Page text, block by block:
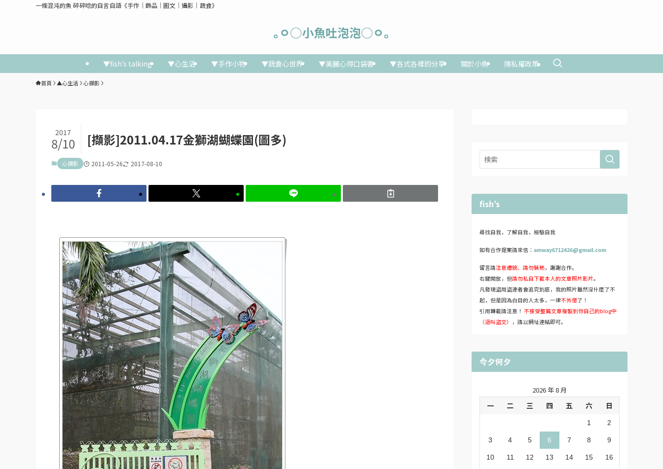
一條混沌的魚 碎碎唸的自言自語《手作│飾品│圖文│攝影│蔬食》
｡ㅇ○小魚吐泡泡○ㅇ｡
▼fish’s talking ▼心生活 ▼手作小物 ▼蔬食心世界 ▼美麗心得口袋書 ▼各式各樣的分享 關於小魚 隱私權政策
首頁 ▲心生活 心擷影
[擷影]2011.04.17金獅湖蝴蝶園(圖多)
2017
8/10
心擷影 2011-05-26 2017-08-10
fish’s
尋找自我，了解自我，檢驗自我
如有合作提案請來信： amway6712426@gmail.com
留言請注意禮貌、請勿裝熟，謝謝合作。
右鍵開放，但請勿私自下載本人的文章照片影片。
凡發現盜用盜連者會追究到底，我的照片雖然沒什麼了不
起，但是因為白目的人太多，一律不外借了！
引用轉載請注意！ 不接受整篇文章複製到你自己的blog中
（這叫盜文）
，請以網址連結即可。
今夕何夕
2026 年 8 月
一 二 三 四 五 六 日
1 2
3 4 5 6 7 8 9
10 11 12 13 14 15 16